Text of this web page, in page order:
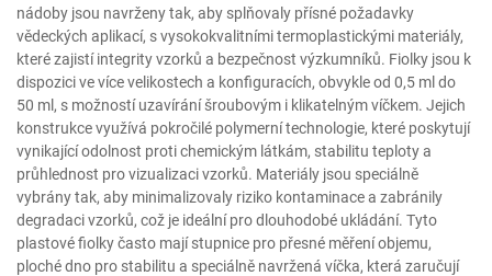
nádoby jsou navrženy tak, aby splňovaly přísné požadavky
vědeckých aplikací, s vysokokvalitními termoplastickými materiály,
které zajistí integrity vzorků a bezpečnost výzkumníků. Fiolky jsou k
dispozici ve více velikostech a konfiguracích, obvykle od 0,5 ml do
50 ml, s možností uzavírání šroubovým i klikatelným víčkem. Jejich
konstrukce využívá pokročilé polymerní technologie, které poskytují
vynikající odolnost proti chemickým látkám, stabilitu teploty a
průhlednost pro vizualizaci vzorků. Materiály jsou speciálně
vybrány tak, aby minimalizovaly riziko kontaminace a zabránily
degradaci vzorků, což je ideální pro dlouhodobé ukládání. Tyto
plastové fiolky často mají stupnice pro přesné měření objemu,
ploché dno pro stabilitu a speciálně navržená víčka, která zaručují